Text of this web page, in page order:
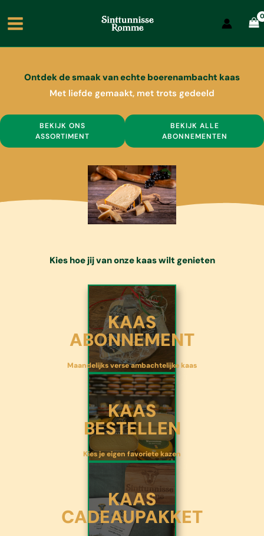
naar
de
inhoud
Ontdek de smaak van echte boerenambacht kaas
Met liefde gemaakt, met trots gedeeld
BEKIJK ONS
ASSORTIMENT
BEKIJK ALLE
ABONNEMENTEN
Kies hoe jij van onze kaas wilt genieten
KAAS
ABONNEMENT
Maandelijks verse ambachtelijke kaas
KAAS
BESTELLEN
Kies je eigen favoriete kazen
KAAS
CADEAUPAKKET